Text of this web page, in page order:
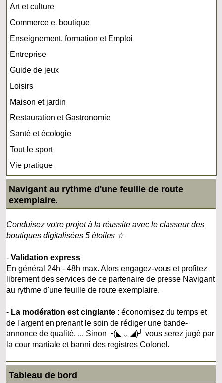
Art et culture
Commerce et boutique
Enseignement, formation et Emploi
Entreprise
Guide de jeux
Loisirs
Maison et jardin
Restauration et Gastronomie
Santé et écologie
Tout le sport
Vie pratique
Navigant au rythme d'une feuille de route
exemplaire.
Conduisez votre projet à la réussite avec le classeur des
boutiques digitalisées 5 étoiles ☆
-Validation express
En général 24h - 48h max. Alors engagez-vous et profitez
librement des services de ce partenaire de presse Navigant
au rythme d'une feuille de route exemplaire.
- La modération est cinglante : économisez du temps et
de l'argent en prenant le soin de rédiger une bande-
annonce de qualité, ... Sinon ╰(◣﹏◢)╯ vous serez jugé par
la cour martiale et banni des registres Colonel.
Tableau de bord